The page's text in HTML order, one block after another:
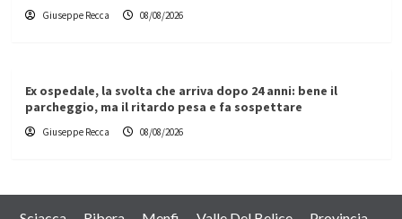
Giuseppe Recca 08/08/2026
Ex ospedale, la svolta che arriva dopo 24 anni: bene il
parcheggio, ma il ritardo pesa e fa sospettare
Giuseppe Recca 08/08/2026